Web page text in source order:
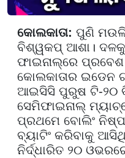
କୋଲକାତା: ପୁଣି
ବିଶ୍ୱକପ୍ ଆଶା। ଦଳକୁ
ଫାଇନାଲ୍‌ରେ
କୋଲକାତାର ଇଡେନ
ଆଇସିସି ପୁରୁଷ ଟି-୨୦
ସେମିଫାଇନାଲ୍
ପ୍ରଥମେ ବୋଲିଂ
ବ୍ୟାଟିଂ କରିବାକୁ
ନିର୍ଦ୍ଧାରିତ ୨୦